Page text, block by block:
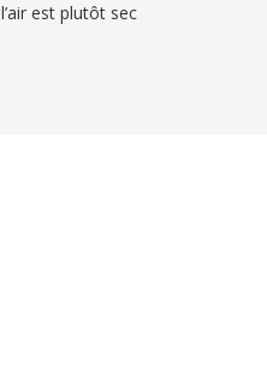
l’air est plutôt sec